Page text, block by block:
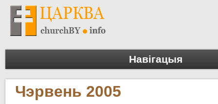
Навігацыя
Чэрвень 2005